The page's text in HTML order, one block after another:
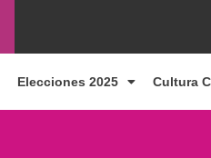
Elecciones 2025 Cultura